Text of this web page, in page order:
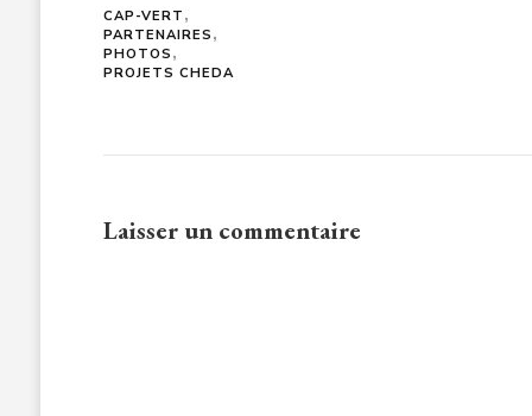
CAP-VERT
PARTENAIRES
PHOTOS
PROJETS CHEDA
Laisser un commentaire